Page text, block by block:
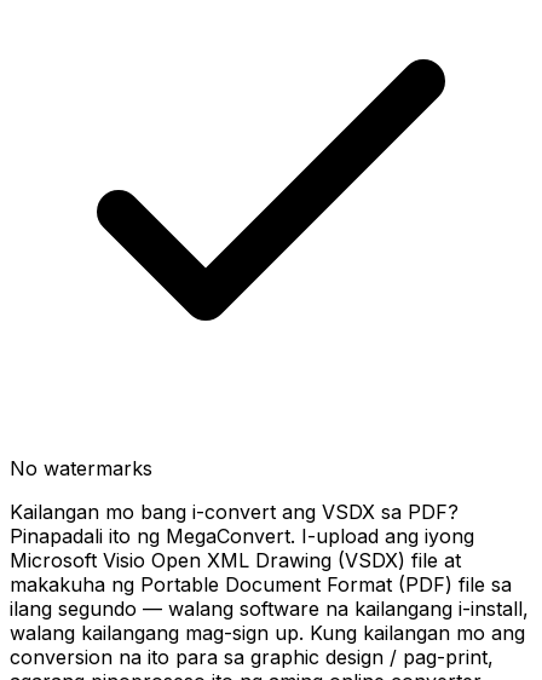
No watermarks
Kailangan mo bang i-convert ang VSDX sa PDF?
Pinapadali ito ng MegaConvert. I-upload ang iyong
Microsoft Visio Open XML Drawing (VSDX) file at
makakuha ng Portable Document Format (PDF) file sa
ilang segundo — walang software na kailangang i-install,
walang kailangang mag-sign up. Kung kailangan mo ang
conversion na ito para sa graphic design / pag-print,